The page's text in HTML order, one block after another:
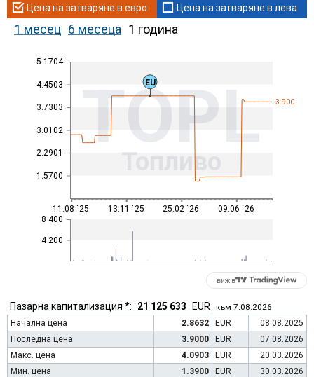
Цена на затваряне в евро Цена на затваряне в лева
1 месец 6 месеца 1 година
1.5700
2.2901
3.0102
3.7303
4.4503
5.1704
TOPL
Топливо
4 200
8 400
3.900
11.08 ´25 13.11 ´25 25.02 ´26 09.06 ´26
EU
виж в
Пазарна капитализация *: 21 125 633 EUR към 7.08.2026
Начална цена
2.8632 EUR
08.08.2025
Последна цена
3.9000 EUR
07.08.2026
Макс. цена
4.0903 EUR
20.03.2026
Мин. цена
1.3900 EUR
30.03.2026